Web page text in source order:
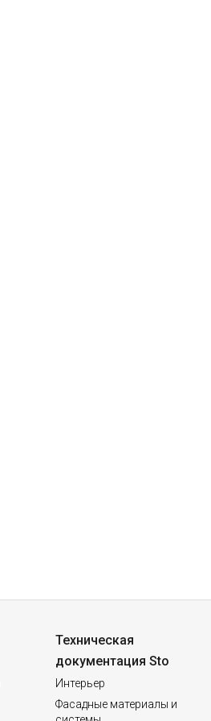
Техническая
документация Sto
Интерьер
Фасадные материалы и